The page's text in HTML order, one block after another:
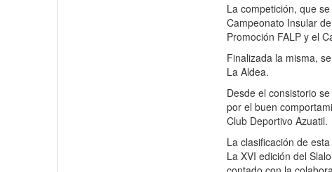
La competición, que
Campeonato Insular
Promoción FALP y el
Finalizada la misma,
La Aldea.
Desde el consistorio
por el buen
Club Deportivo Azuatil.
La clasificación de
La XVI edición del